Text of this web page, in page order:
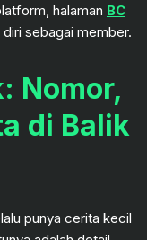
halaman BC
sebagai member.
Nomor,
di Balik
punya cerita kecil